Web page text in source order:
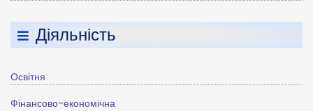
Діяльність
Освітня
Фінансово-економічна